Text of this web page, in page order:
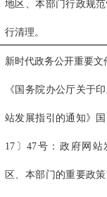
地区、本部门行政规
行清理。
新时代政务公开重要文
《国务院办公厅关于
站发展指引的通知》
17〕47号：政府网站
区、本部门的重要政